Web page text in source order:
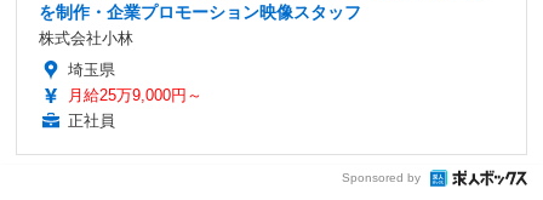
を制作・企業プロモーション映像スタッフ
株式会社小林
埼玉県
月給25万9,000円～
正社員
Sponsored by